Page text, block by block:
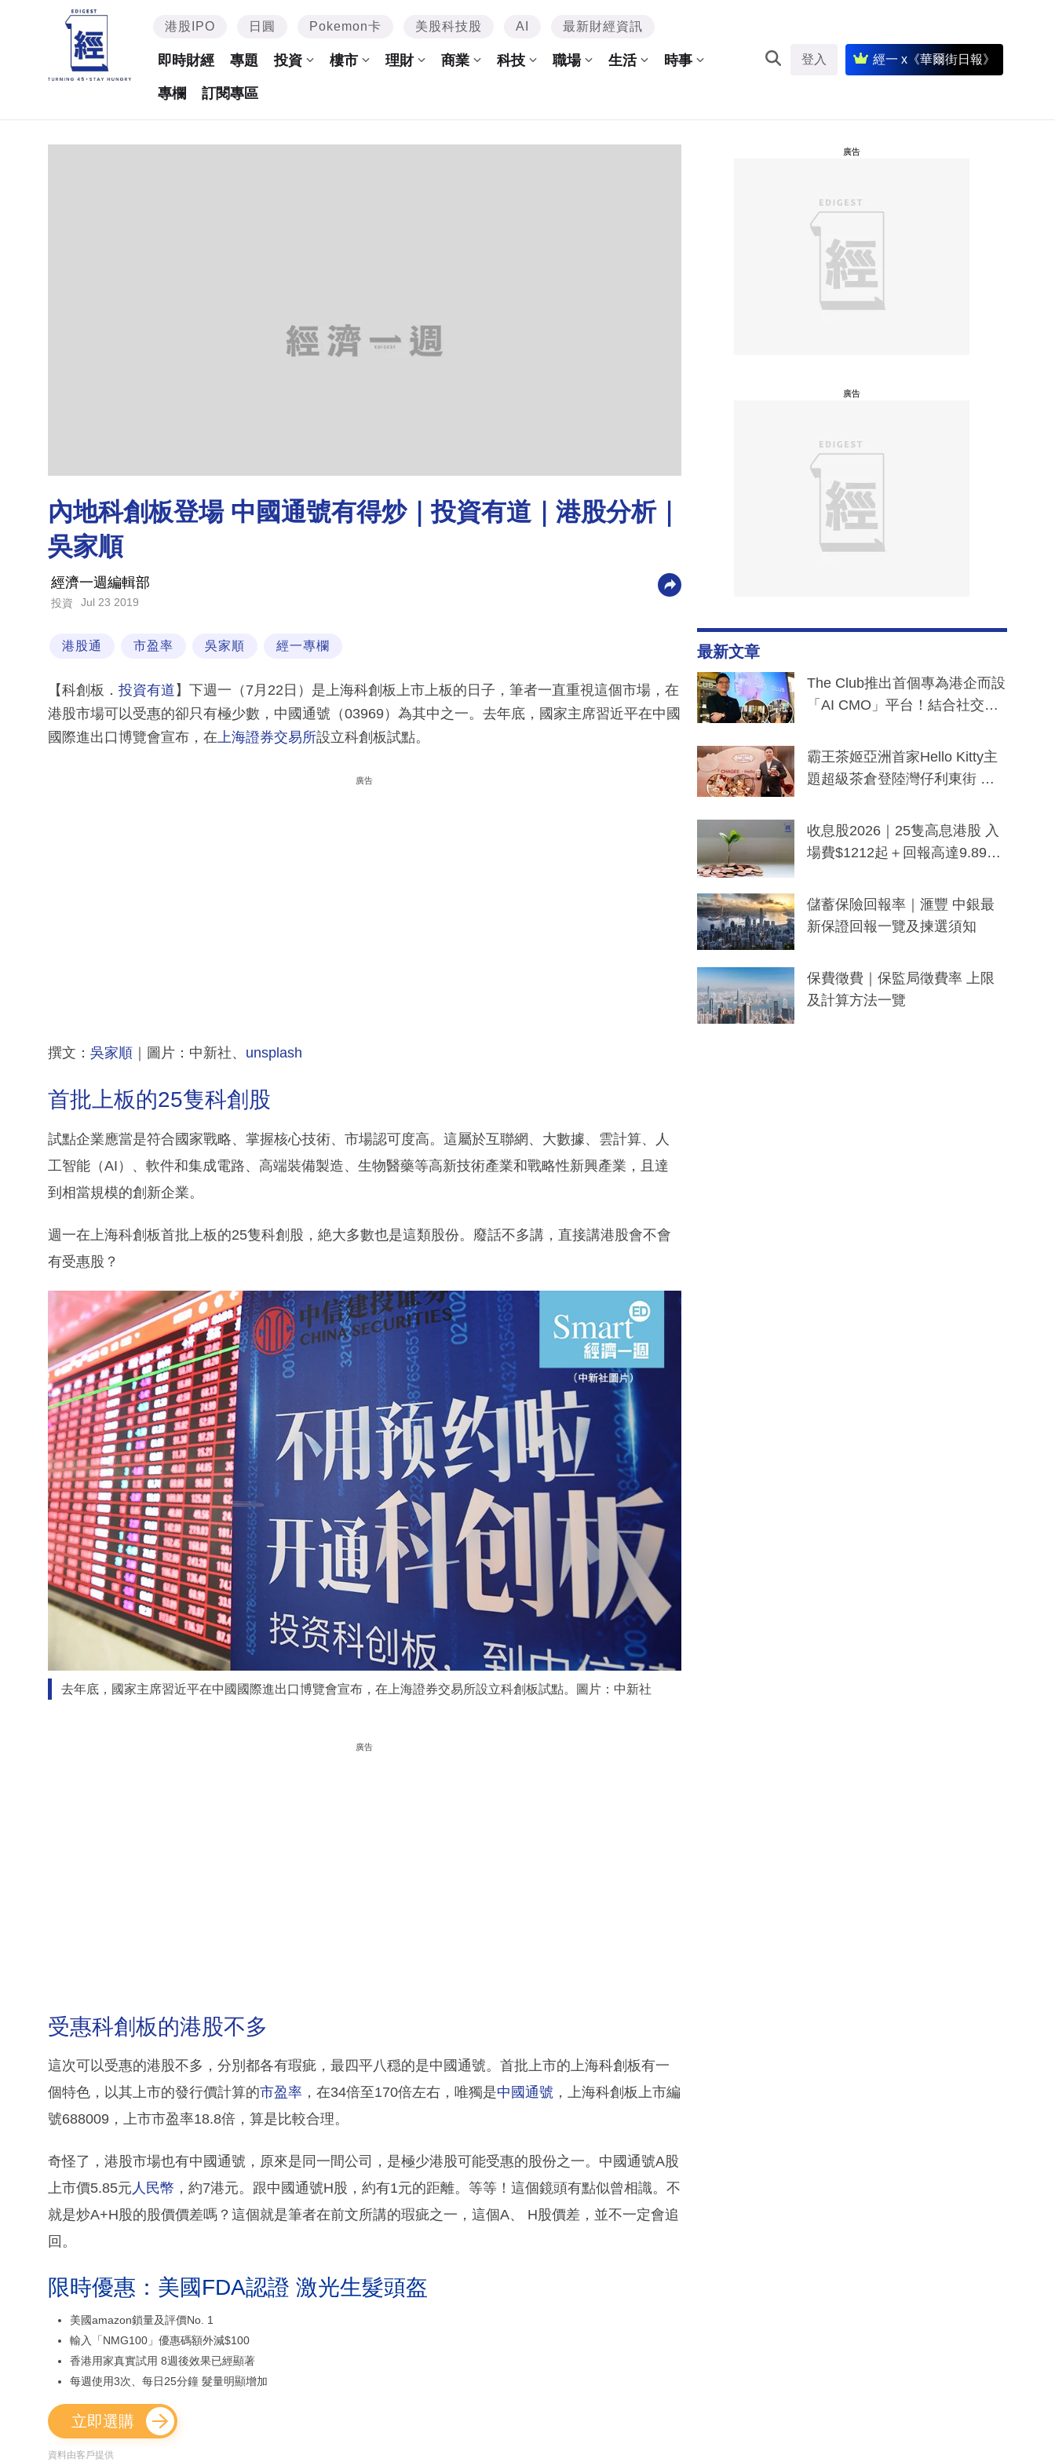
港股IPO 日圓 Pokemon卡 美股科技股 AI 最新財經資訊
即時財經 專題 投資 樓市 理財 商業 科技 職場 生活 時事
專欄 訂閱專區
登入 經一 x《華爾街日報》
內地科創板登場 中國通號有得炒｜投資有道｜港股分析｜
吳家順
經濟一週編輯部
投資 Jul 23 2019
港股通 市盈率 吳家順 經一專欄
【科創板． 投資有道 】下週一（7月22日）是上海科創板上市上板的日子，筆者一直重視這個市場，在
港股市場可以受惠的卻只有極少數，中國通號（03969）為其中之一。去年底，國家主席習近平在中國
國際進出口博覽會宣布，在上海證券交易所設立科創板試點。
廣告
撰文： 吳家順 ｜圖片：中新社、 unsplash
首批上板的25隻科創股
試點企業應當是符合國家戰略、掌握核心技術、市場認可度高。這屬於互聯網、大數據、雲計算、人
工智能（AI）、軟件和集成電路、高端裝備製造、生物醫藥等高新技術產業和戰略性新興產業，且達
到相當規模的創新企業。
週一在上海科創板首批上板的25隻科創股，絶大多數也是這類股份。廢話不多講，直接講港股會不會
有受惠股？
去年底，國家主席習近平在中國國際進出口博覽會宣布，在上海證券交易所設立科創板試點。圖片：中新社
廣告
受惠科創板的港股不多
這次可以受惠的港股不多，分別都各有瑕疵，最四平八穏的是中國通號。首批上市的上海科創板有一
個特色，以其上市的發行價計算的市盈率 ，在34倍至170倍左右，唯獨是中國通號 ，上海科創板上市編
號688009，上市市盈率18.8倍，算是比較合理。
奇怪了，港股市場也有中國通號，原來是同一間公司，是極少港股可能受惠的股份之一。中國通號A股
上市價5.85元 人民幣 ，約7港元。跟中國通號H股，約有1元的距離。等等！這個鏡頭有點似曾相識。不
就是炒A+H股的股價價差嗎？這個就是筆者在前文所講的瑕疵之一，這個A、 H股價差，並不一定會追
回。
限時優惠：美國FDA認證 激光生髮頭盔
美國amazon鎖量及評價No. 1
輸入「NMG100」優惠碼額外減$100
香港用家真實試用 8週後效果已經顯著
每週使用3次、每日25分鐘 髮量明顯增加
立即選購
資料由客戶提供
廣告
廣告
最新文章
The Club推出首個專為港企而設
「AI CMO」平台！結合社交聆
分鐘生成「貼地」宣傳短片
霸王茶姬亞洲首家Hello Kitty主
題超級茶倉登陸灣仔利東街 推
y及香港限定特調系列
收息股2026｜25隻高息港股 入
場費$1212起＋回報高達9.89
儲蓄保險回報率｜滙豐 中銀最
新保證回報一覽及揀選須知
保費徵費｜保監局徵費率 上限
及計算方法一覽